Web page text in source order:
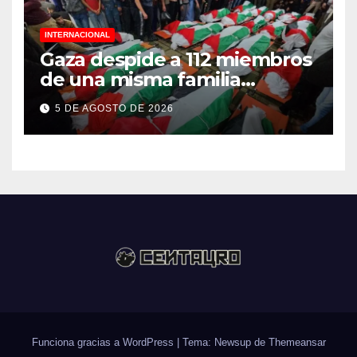
INTERNACIONAL
Gaza despide a 112 miembros
de una misma familia
asesinados durante el
genocidio
5 DE AGOSTO DE 2026
Funciona gracias a WordPress Tema: Newsup de Themeansar